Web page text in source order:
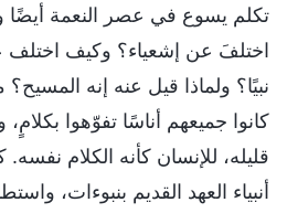
تكلم يسوع في عصر النعمة أيضًا
اختلفَ عن إشعياء؟ وكيف اختلف
نبيًا؟ ولماذا قيل عنه إنه المسيح؟
كانوا جميعهم أناسًا تفوّهوا بكلامٍ،
قليله، للإنسان كأنه الكلام نفسه.
أنبياء العهد القديم بنبوءات،